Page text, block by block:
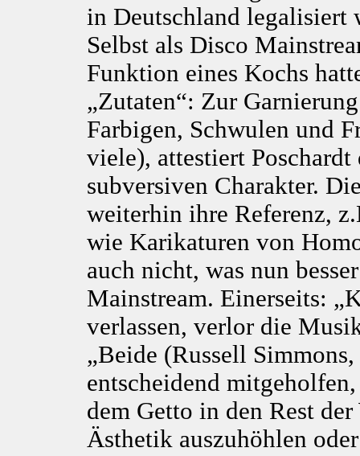
in Deutschland legalisiert
Selbst als Disco
Funktion eines Kochs
„Zutaten“: Zur
Farbigen, Schwulen und
viele), attestiert
subversiven Charakter.
weiterhin ihre Referenz,
wie Karikaturen von
auch nicht, was nun
Mainstream. Einerseits:
verlassen, verlor die
„Beide (Russell
entscheidend
dem Getto in den Rest
Ästhetik auszuhöhlen